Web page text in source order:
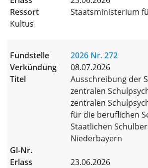
Staatsministerium
Kultus
2026 Nr. 272
08.07.2026
Ausschreibung der
zentralen
zentralen
für die beruflichen
Staatlichen
Niederbayern
23.06.2026